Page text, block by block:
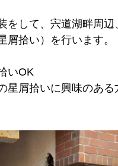
をして、宍道湖畔周辺
拾い）を行います。
いOK
星屑拾いに興味のある